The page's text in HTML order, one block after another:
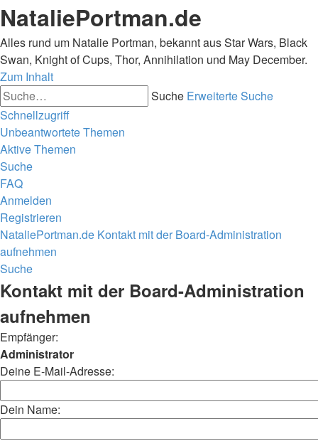
NataliePortman.de
Alles rund um Natalie Portman, bekannt aus Star Wars, Black
Swan, Knight of Cups, Thor, Annihilation und May December.
Zum Inhalt
Suche Erweiterte Suche
Schnellzugriff
Unbeantwortete Themen
Aktive Themen
Suche
FAQ
Anmelden
Registrieren
NataliePortman.de Kontakt mit der Board-Administration
aufnehmen
Suche
Kontakt mit der Board-Administration
aufnehmen
Empfänger:
Administrator
Deine E-Mail-Adresse:
Dein Name: